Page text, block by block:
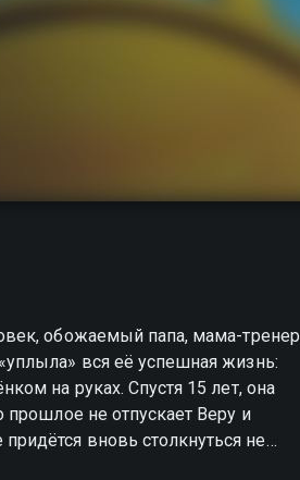
обожаемый папа, мама-тренер
вся её успешная жизнь:
на руках. Спустя 15 лет, она
не отпускает Веру и
вновь столкнуться не
побед, но и экс-парнем,